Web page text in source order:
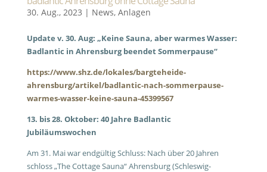
30. Aug., 2023 | News, Anlagen
Update v. 30. Aug: „Keine Sauna, aber warmes Wasser:
Badlantic in Ahrensburg beendet Sommerpause“
https://www.shz.de/lokales/bargteheide-
ahrensburg/artikel/badlantic-nach-sommerpause-
warmes-wasser-keine-sauna-45399567
13. bis 28. Oktober: 40 Jahre Badlantic
Jubiläumswochen
Am 31. Mai war endgültig Schluss: Nach über 20 Jahren
schloss „The Cottage Sauna“ Ahrensburg (Schleswig-